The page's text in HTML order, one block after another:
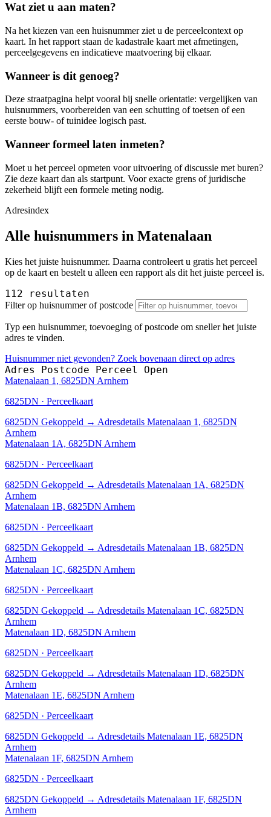
Wat ziet u aan maten?
Na het kiezen van een huisnummer ziet u de perceelcontext op
kaart. In het rapport staan de kadastrale kaart met afmetingen,
perceelgegevens en indicatieve maatvoering bij elkaar.
Wanneer is dit genoeg?
Deze straatpagina helpt vooral bij snelle orientatie: vergelijken van
huisnummers, voorbereiden van een schutting of toetsen of een
eerste bouw- of tuinidee logisch past.
Wanneer formeel laten inmeten?
Moet u het perceel opmeten voor uitvoering of discussie met buren?
Zie deze kaart dan als startpunt. Voor exacte grens of juridische
zekerheid blijft een formele meting nodig.
Adresindex
Alle huisnummers in Matenalaan
Kies het juiste huisnummer. Daarna controleert u gratis het perceel
op de kaart en bestelt u alleen een rapport als dit het juiste perceel is.
112 resultaten
Filter op huisnummer of postcode
Typ een huisnummer, toevoeging of postcode om sneller het juiste
adres te vinden.
Huisnummer niet gevonden? Zoek bovenaan direct op adres
Adres Postcode Perceel Open
Matenalaan 1, 6825DN Arnhem
6825DN · Perceelkaart
6825DN Gekoppeld → Adresdetails Matenalaan 1, 6825DN
Arnhem
Matenalaan 1A, 6825DN Arnhem
6825DN · Perceelkaart
6825DN Gekoppeld → Adresdetails Matenalaan 1A, 6825DN
Arnhem
Matenalaan 1B, 6825DN Arnhem
6825DN · Perceelkaart
6825DN Gekoppeld → Adresdetails Matenalaan 1B, 6825DN
Arnhem
Matenalaan 1C, 6825DN Arnhem
6825DN · Perceelkaart
6825DN Gekoppeld → Adresdetails Matenalaan 1C, 6825DN
Arnhem
Matenalaan 1D, 6825DN Arnhem
6825DN · Perceelkaart
6825DN Gekoppeld → Adresdetails Matenalaan 1D, 6825DN
Arnhem
Matenalaan 1E, 6825DN Arnhem
6825DN · Perceelkaart
6825DN Gekoppeld → Adresdetails Matenalaan 1E, 6825DN
Arnhem
Matenalaan 1F, 6825DN Arnhem
6825DN · Perceelkaart
6825DN Gekoppeld → Adresdetails Matenalaan 1F, 6825DN
Arnhem